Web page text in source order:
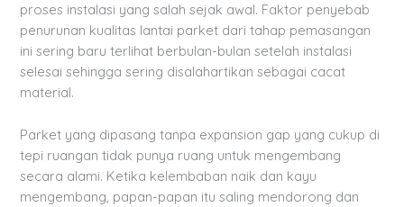
proses instalasi yang salah sejak awal. Faktor penyebab
penurunan kualitas lantai parket dari tahap pemasangan
ini sering baru terlihat berbulan-bulan setelah instalasi
selesai sehingga sering disalahartikan sebagai cacat
material.
Parket yang dipasang tanpa expansion gap yang cukup di
tepi ruangan tidak punya ruang untuk mengembang
secara alami. Ketika kelembaban naik dan kayu
mengembang, papan-papan itu saling mendorong dan